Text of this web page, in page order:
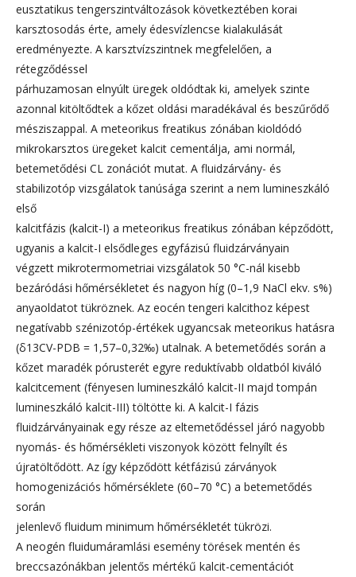
eusztatikus tengerszintváltozások következtében korai
karsztosodás érte, amely édesvízlencse kialakulását
eredményezte. A karsztvízszintnek megfelelően, a
rétegződéssel
párhuzamosan elnyúlt üregek oldódtak ki, amelyek szinte
azonnal kitöltődtek a kőzet oldási maradékával és beszűrődő
mésziszappal. A meteorikus freatikus zónában kioldódó
mikrokarsztos üregeket kalcit cementálja, ami normál,
betemetődési CL zonációt mutat. A fluidzárvány- és
stabilizotóp vizsgálatok tanúsága szerint a nem lumineszkáló
első
kalcitfázis (kalcit-I) a meteorikus freatikus zónában képződött,
ugyanis a kalcit-I elsődleges egyfázisú fluidzárványain
végzett mikrotermometriai vizsgálatok 50 °C-nál kisebb
bezáródási hőmérsékletet és nagyon híg (0–1,9 NaCl ekv. s%)
anyaoldatot tükröznek. Az eocén tengeri kalcithoz képest
negatívabb szénizotóp-értékek ugyancsak meteorikus hatásra
(δ13CV-PDB = 1,57–0,32‰) utalnak. A betemetődés során a
kőzet maradék pórusterét egyre reduktívabb oldatból kiváló
kalcitcement (fényesen lumineszkáló kalcit-II majd tompán
lumineszkáló kalcit-III) töltötte ki. A kalcit-I fázis
fluidzárványainak egy része az eltemetődéssel járó nagyobb
nyomás- és hőmérsékleti viszonyok között felnyílt és
újratöltődött. Az így képződött kétfázisú zárványok
homogenizációs hőmérséklete (60–70 °C) a betemetődés
során
jelenlevő fluidum minimum hőmérsékletét tükrözi.
A neogén fluidumáramlási esemény törések mentén és
breccsazónákban jelentős mértékű kalcit-cementációt